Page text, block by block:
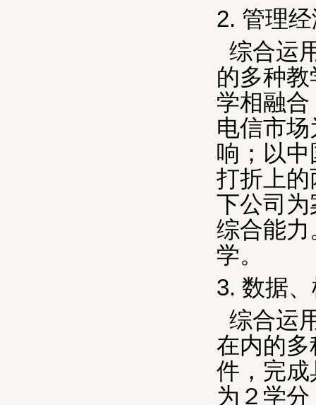
2. 管理
综合运
的多种
学相融
电信市
响；以
打折上的
下公司
综合能
学。
3. 数据
综合运
在内的
件，完
为２学